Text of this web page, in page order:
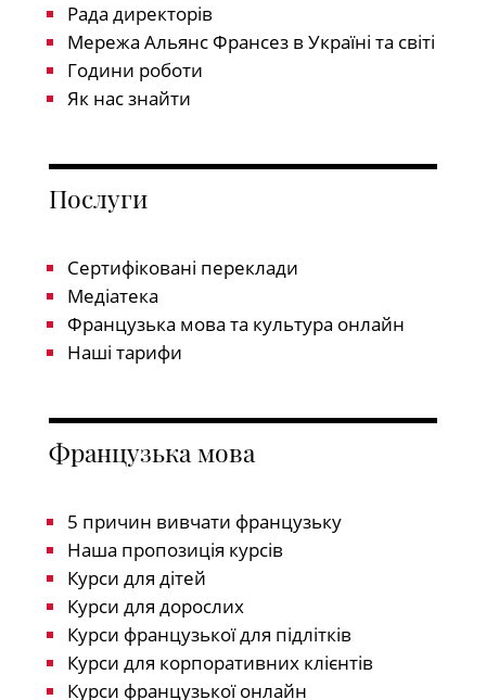
Рада директорів
Мережа Альянс Франсез в Україні та світі
Години роботи
Як нас знайти
Послуги
Сертифіковані переклади
Медіатека
Французька мова та культура онлайн
Наші тарифи
Французька мова
5 причин вивчати французьку
Наша пропозиція курсів
Курси для дітей
Курси для дорослих
Курси французької для підлітків
Курси для корпоративних клієнтів
Курси французької онлайн